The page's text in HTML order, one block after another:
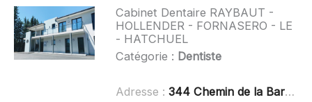
Cabinet Dentaire RAYBAUT -
HOLLENDER - FORNASERO - LE
- HATCHUEL
Catégorie : Dentiste
Adresse : 344 Chemin de la Barrière, 83440 Montauroux